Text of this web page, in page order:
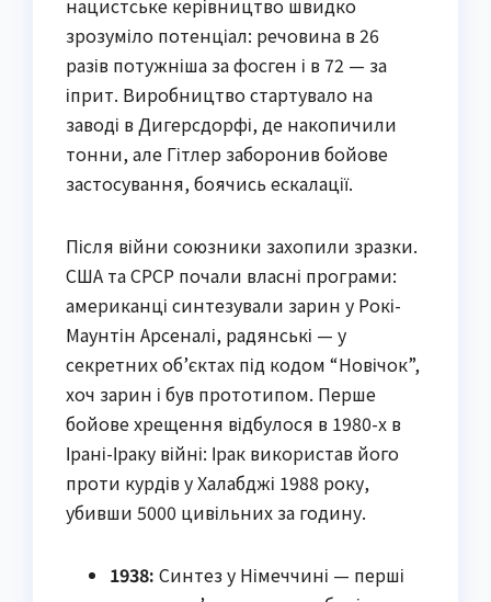
нацистське керівництво швидко
зрозуміло потенціал: речовина в 26
разів потужніша за фосген і в 72 — за
іприт. Виробництво стартувало на
заводі в Дигерсдорфі, де накопичили
тонни, але Гітлер заборонив бойове
застосування, боячись ескалації.
Після війни союзники захопили зразки.
США та СРСР почали власні програми:
американці синтезували зарин у Рокі-
Маунтін Арсеналі, радянські — у
секретних об’єктах під кодом “Новічок”,
хоч зарин і був прототипом. Перше
бойове хрещення відбулося в 1980-х в
Ірані-Іраку війні: Ірак використав його
проти курдів у Халабджі 1988 року,
убивши 5000 цивільних за годину.
1938: Синтез у Німеччині — перші